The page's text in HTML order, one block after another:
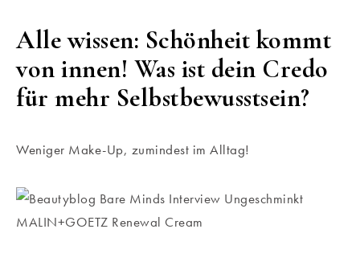
Alle wissen: Schönheit kommt
von innen! Was ist dein Credo
für mehr Selbstbewusstsein?
Weniger Make-Up, zumindest im Alltag!